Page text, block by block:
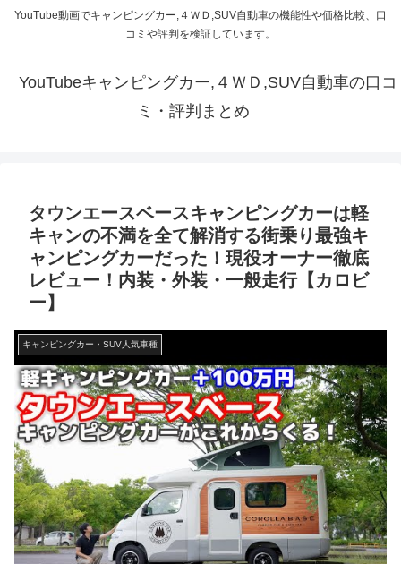
YouTube動画でキャンピングカー,４ＷＤ,SUV自動車の機能性や価格比較、口
コミや評判を検証しています。
YouTubeキャンピングカー,４ＷＤ,SUV自動車の口コ
ミ・評判まとめ
タウンエースベースキャンピングカーは軽
キャンの不満を全て解消する街乗り最強キ
ャンピングカーだった！現役オーナー徹底
レビュー！内装・外装・一般走行【カロビ
ー】
キャンピングカー・SUV人気車種